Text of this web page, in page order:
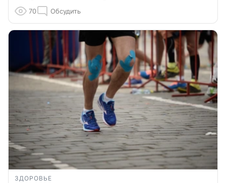
70 Обсудить
ЗДОРОВЬЕ